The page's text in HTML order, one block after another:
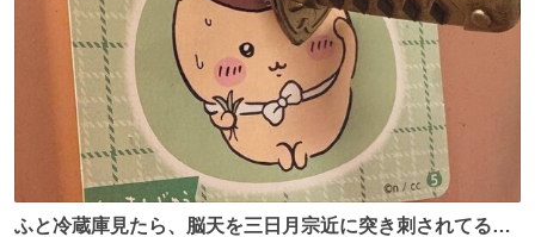
ふと冷蔵庫見たら、脳天を三日月宗近に突き刺されてるく